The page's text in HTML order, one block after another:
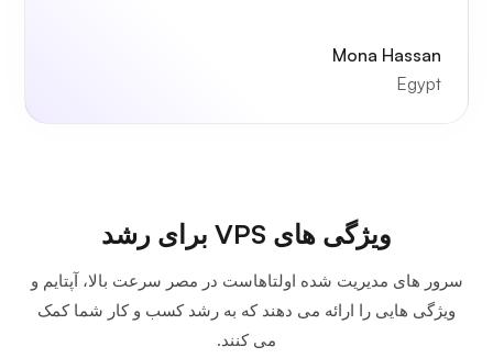
Mona Hassan
Egypt
ویژگی های VPS برای رشد
سرور های مدیریت شده اولتاهاست در مصر سرعت بالا، آپتایم و
ویژگی هایی را ارائه می دهند که به رشد کسب و کار شما کمک
می کنند.